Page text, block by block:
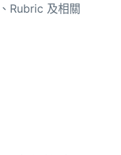
Rubric 及相關